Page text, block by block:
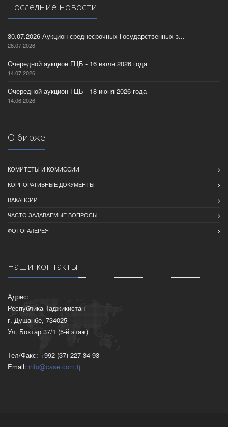
Последние новости
30.07.2026 Аукцион среднесрочных Государственных з...
28.07.2026
Очередной аукцион ГЦБ - 16 июля 2026 года
14.07.2026
Очередной аукцион ГЦБ - 18 июня 2026 года
14.06.2026
О бирже
КОМИТЕТЫ И КОМИССИИ
КОРПОРАТИВНЫЕ ДОКУМЕНТЫ
ВАКАНСИИ
ЧАСТО ЗАДАВАЕМЫЕ ВОПРОСЫ
ФОТОГАЛЕРЕЯ
Наши контакты
Адрес:
Республика Таджикистан
г. Душанбе, 734025
Ул. Бохтар 37/1 (5-й этаж)
Тел/Факс: +992 (37) 227-34-93
Email: info@case.com.tj